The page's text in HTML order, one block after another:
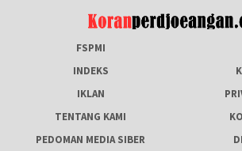
FSPMI
INDEKS
IKLAN
TENTANG KAMI
PEDOMAN MEDIA SIBER